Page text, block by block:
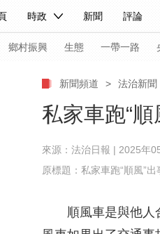
時政 新聞 評論
習近平 聯播+ 中國領導人
片庫 欄目大全 節目單
iPanda English Монгол
鄉村振興 生態 一帶一路
小央視頻 小央直播
新聞頻道 > 法治新聞
私家車跑“
來源： 法治日報 | 2025年
原標題：私家車跑“順風”
順風車是與他人合